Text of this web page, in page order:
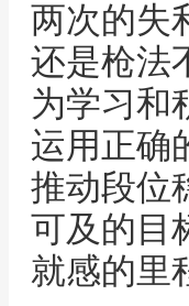
两次的失
还是枪法
为学习和
运用正确
推动段位
可及的目
就感的里